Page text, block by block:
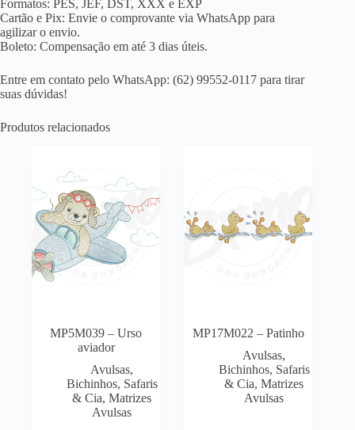
Formatos: PES, JEF, DST, XXX e EXP
Cartão e Pix: Envie o comprovante via WhatsApp para
agilizar o envio.
Boleto: Compensação em até 3 dias úteis.
Entre em contato pelo WhatsApp: (62) 99552-0117 para tirar
suas dúvidas!
Produtos relacionados
MP5M039 – Urso
aviador
Avulsas,
Bichinhos, Safaris
& Cia,Matrizes
Avulsas
MP17M022 – Patinho
Avulsas,
Bichinhos, Safaris
& Cia,Matrizes
Avulsas